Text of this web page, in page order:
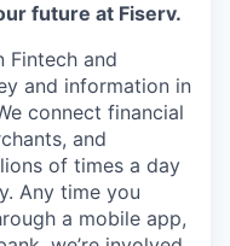
future at Fiserv.
Fintech and
and information in
connect financial
and
of times a day
Any time you
a mobile app,